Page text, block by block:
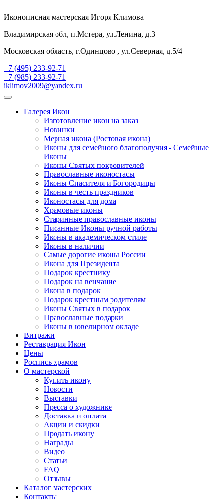
Иконописная мастерская Игоря Климова
Владимирская обл, п.Мстера, ул.Ленина, д.3
Московская область, г.Одинцово , ул.Северная, д.5/4
+7 (495) 233-92-71
+7 (985) 233-92-71
iklimov2009@yandex.ru
Галерея Икон
Изготовление икон на заказ
Новинки
Мерная икона (Ростовая икона)
Иконы для семейного благополучия - Семейные
Иконы
Иконы Святых покровителей
Православные иконостасы
Иконы Спасителя и Богородицы
Иконы в честь праздников
Иконостасы для дома
Храмовые иконы
Старинные православные иконы
Писанные Иконы ручной работы
Иконы в академическом стиле
Иконы в наличии
Самые дорогие иконы России
Икона для Президента
Подарок крестнику
Подарок на венчание
Икона в подарок
Подарок крестным родителям
Иконы Святых в подарок
Православные подарки
Иконы в ювелирном окладе
Витражи
Реставрация Икон
Цены
Роспись храмов
О мастерской
Купить икону
Новости
Выставки
Пресса о художнике
Доставка и оплата
Акции и скидки
Продать икону
Награды
Видео
Статьи
FAQ
Отзывы
Каталог мастерских
Контакты